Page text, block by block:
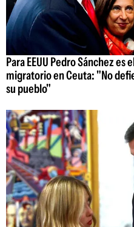
Para EEUU Pedro Sánchez
migratorio en Ceuta: "No
su pueblo"